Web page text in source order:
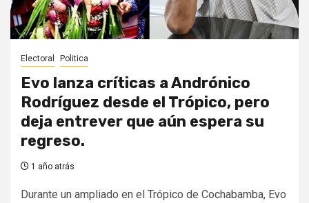
Electoral Politica
Evo lanza críticas a Andrónico
Rodríguez desde el Trópico, pero
deja entrever que aún espera su
regreso.
1 año atrás
Durante un ampliado en el Trópico de Cochabamba, Evo